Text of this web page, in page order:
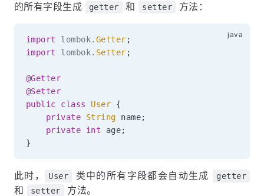
的所有字段生成
getter 和 setter 方法：
import lombok. Getter ;
import
lombok. Setter ;
@Getter
@Setter
public
class User
{
private
String name;
private
int age;
}
此时， User 类中的所有字段都会自动生成 getter
和 setter 方法。